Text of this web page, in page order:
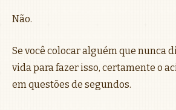
Não.
Se você colocar alguém que nunca
vida para fazer isso, certamente o
em questões de segundos.